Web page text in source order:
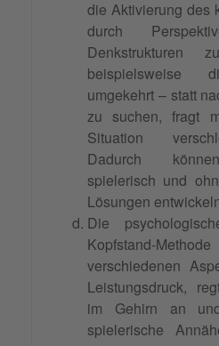
die Aktivierung des
durch
Denkstrukturen
beispielsweise
umgekehrt – statt
zu suchen, fragt
Situation
Dadurch
spielerisch und
Lösungen
Die
Kopfstand-
verschiedenen
Leistungsdruck,
im Gehirn an
spielerische